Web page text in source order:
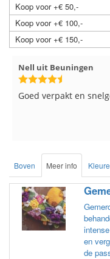
Koop voor +€ 50,-
Koop voor +€ 100,-
Koop voor +€ 150,-
Wendy uit Amsterdam
Ruime keus aan
doos word gedaan.
zo los in een doos
en de vezels waren in
nu zelf uitzoeken
bol hoort. Had ook
maar door de
verschillende
vind ik erg jammer.
moet ik maar hopen
bij de juiste bol heb
Boven Meer info
en
de